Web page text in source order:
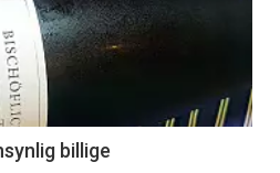
billige